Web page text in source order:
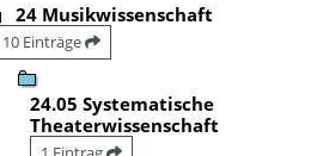
24 Musikwissenschaft
10 Einträge
24.05 Systematische
Theaterwissenschaft